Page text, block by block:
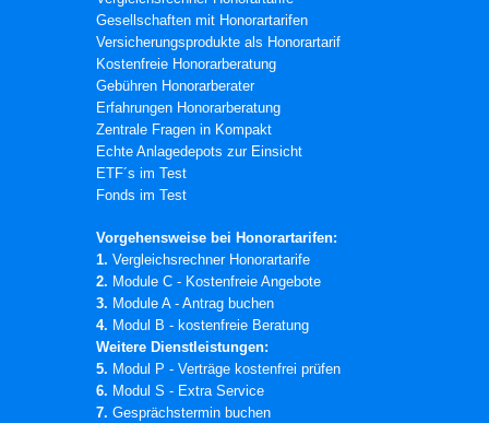
Gesellschaften mit Honorartarifen
Versicherungsprodukte als Honorartarif
Kostenfreie Honorarberatung
Gebühren Honorarberater
Erfahrungen Honorarberatung
Zentrale Fragen in Kompakt
Echte Anlagedepots zur Einsicht
ETF´s im Test
Fonds im Test
Vorgehensweise bei Honorartarifen:
1. Vergleichsrechner Honorartarife
2. Module C - Kostenfreie Angebote
3. Module A - Antrag buchen
4. Modul B - kostenfreie Beratung
Weitere Dienstleistungen:
5. Modul P - Verträge kostenfrei prüfen
6. Modul S - Extra Service
7. Gesprächstermin buchen